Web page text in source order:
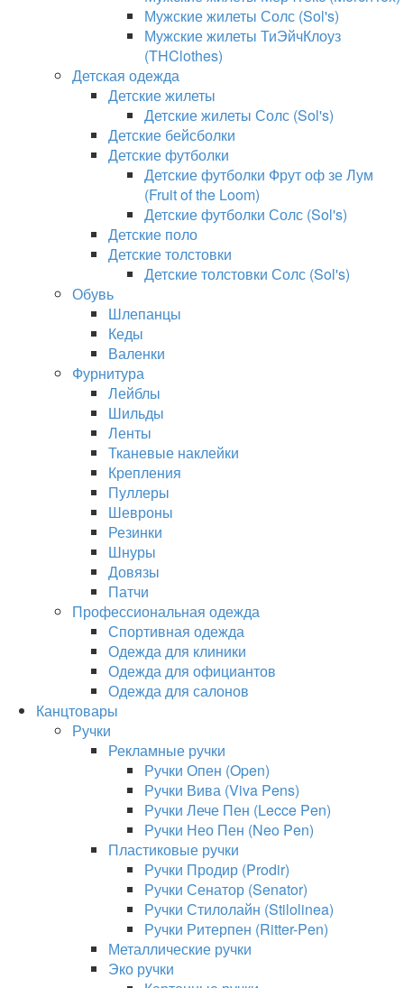
Мужские жилеты Солс (Sol's)
Мужские жилеты ТиЭйчКлоуз
(THClothes)
Детская одежда
Детские жилеты
Детские жилеты Солс (Sol's)
Детские бейсболки
Детские футболки
Детские футболки Фрут оф зе Лум
(Fruit of the Loom)
Детские футболки Солс (Sol's)
Детские поло
Детские толстовки
Детские толстовки Солс (Sol's)
Обувь
Шлепанцы
Кеды
Валенки
Фурнитура
Лейблы
Шильды
Ленты
Тканевые наклейки
Крепления
Пуллеры
Шевроны
Резинки
Шнуры
Довязы
Патчи
Профессиональная одежда
Спортивная одежда
Одежда для клиники
Одежда для официантов
Одежда для салонов
Канцтовары
Ручки
Рекламные ручки
Ручки Опен (Open)
Ручки Вива (Viva Pens)
Ручки Лече Пен (Lecce Pen)
Ручки Нео Пен (Neo Pen)
Пластиковые ручки
Ручки Продир (Prodir)
Ручки Сенатор (Senator)
Ручки Стилолайн (Stilolinea)
Ручки Ритерпен (Ritter-Pen)
Металлические ручки
Эко ручки